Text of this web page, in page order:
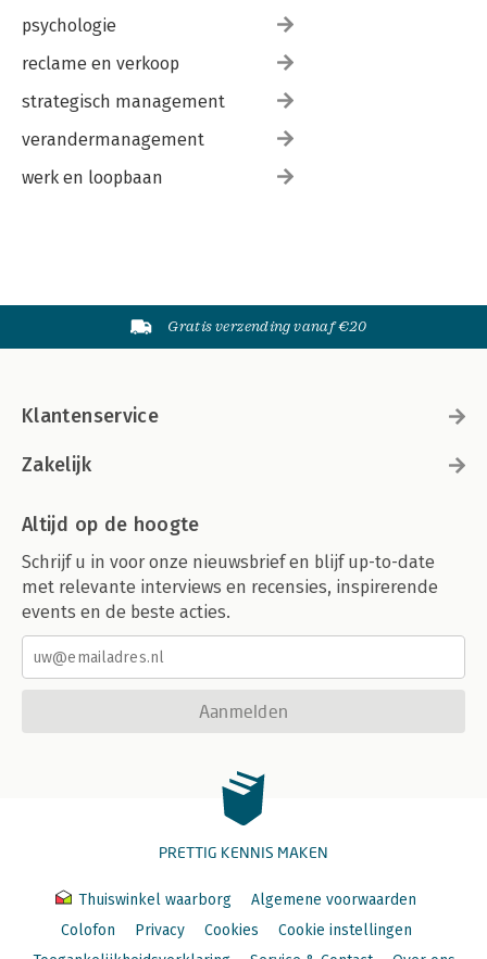
psychologie
reclame en verkoop
strategisch management
verandermanagement
werk en loopbaan
Gratis verzending vanaf €20
Klantenservice
Zakelijk
Altijd op de hoogte
Schrijf u in voor onze nieuwsbrief en blijf up-to-date
met relevante interviews en recensies, inspirerende
events en de beste acties.
Aanmelden
PRETTIG KENNIS MAKEN
Thuiswinkel waarborg
Algemene voorwaarden
Colofon
Privacy Cookies
Cookie instellingen